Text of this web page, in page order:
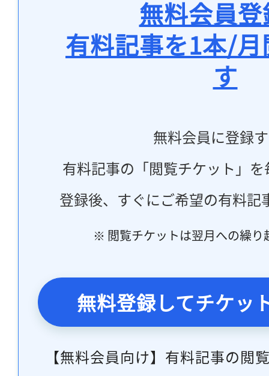
無料会員
有料記事を1本/
す
無料会員に登録
有料記事の「閲覧チケット」
登録後、すぐにご希望の有料記
※ 閲覧チケットは翌月への繰り
無料登録してチケッ
【無料会員向け】有料記事の閲